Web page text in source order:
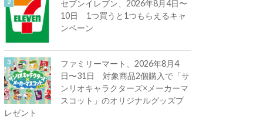
セブンイレブン、2026年8月4日〜
10日 1つ買うと1つもらえるキャ
ンペーン
ファミリーマート、2026年8月4
日〜31日 対象商品2個購入で「サ
ンリオキャラクターズ×メーカーマ
スコット」のオリジナルグッズプ
レゼント